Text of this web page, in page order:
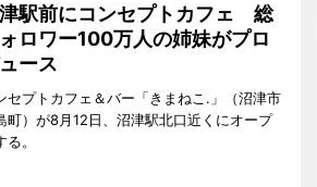
駅前にコンセプトカフェ 総
ロワー100万人の姉妹がプロ
ース
セプトカフェ＆バー「きまねこ.」（沼津市
町）が8月12日、沼津駅北口近くにオープ
る。